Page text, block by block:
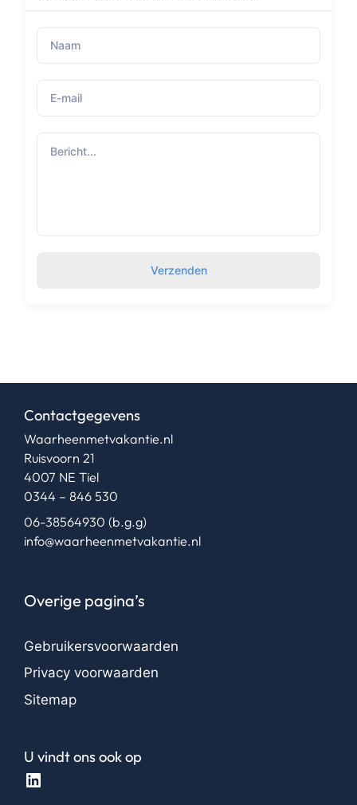
Verzenden
Contactgegevens
Waarheenmetvakantie.nl
Ruisvoorn 21
4007 NE Tiel
0344 – 846 530
06-38564930 (b.g.g)
info@waarheenmetvakantie.nl
Overige pagina’s
Gebruikersvoorwaarden
Privacy voorwaarden
Sitemap
U vindt ons ook op
LinkedIn